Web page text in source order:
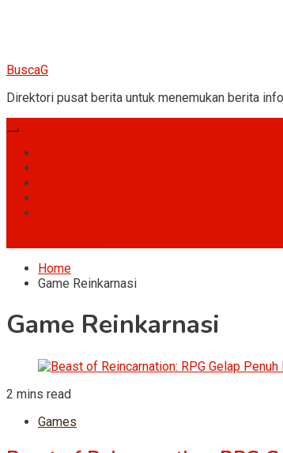
BuscaG
Direktori pusat berita untuk menemukan berita
Home
Game Reinkarnasi
Game Reinkarnasi
2 mins read
Games